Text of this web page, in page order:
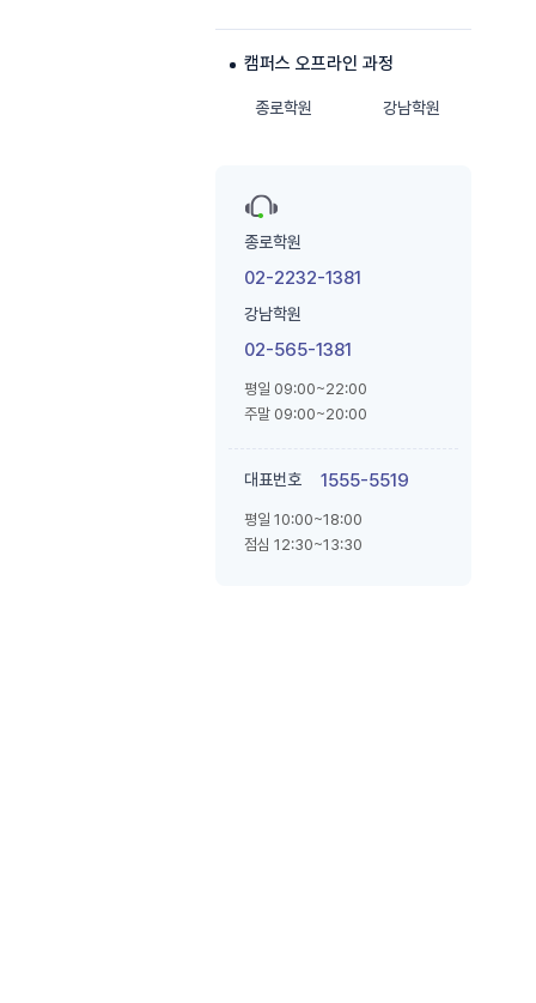
캠퍼스 오프라인 과정
종로학원 강남학원
종로학원
02-2232-1381
강남학원
02-565-1381
평일 09:00~22:00
주말 09:00~20:00
대표번호 1555-5519
평일 10:00~18:00
점심 12:30~13:30